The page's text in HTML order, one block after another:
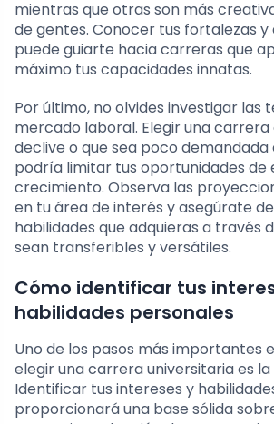
mientras que otras son más
de gentes. Conocer tus fortalezas y
puede guiarte hacia carreras que
máximo tus capacidades innatas.
Por último, no olvides investigar las
mercado laboral. Elegir una carrera
declive o que sea poco demandada
podría limitar tus oportunidades de
crecimiento. Observa las
en tu área de interés y asegúrate
habilidades que adquieras a través
sean transferibles y versátiles.
Cómo identificar tus
habilidades personales
Uno de los pasos más importantes
elegir una carrera universitaria es
Identificar tus intereses y
proporcionará una base sólida